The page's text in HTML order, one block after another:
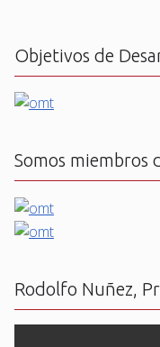
Objetivos de
Somos miembros
Rodolfo Nuñez,